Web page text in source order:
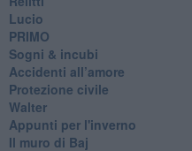
Lucio
PRIMO
Sogni & incubi
Accidenti all’amore
Protezione civile
Walter
Appunti per l'inverno
Il muro di Baj